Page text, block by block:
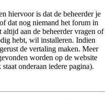
hiervoor is dat de beheerder je
dat nog niemand het forum in
altijd aan de beheerder vragen of
hebt, wil installeren. Indien
de vertaling maken. Meer
worden op de website
onderaan iedere pagina).